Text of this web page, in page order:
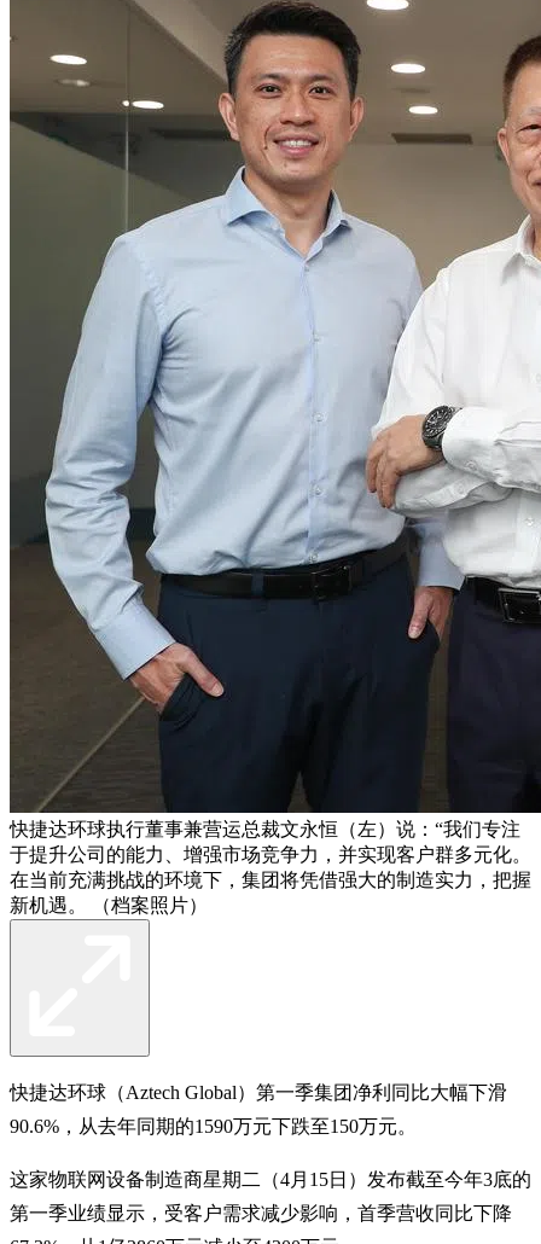
快捷达环球执行董事兼营运总裁文永恒（左）说：“我们专注
于提升公司的能力、增强市场竞争力，并实现客户群多元化。
在当前充满挑战的环境下，集团将凭借强大的制造实力，把握
新机遇。 （档案照片）
快捷达环球（Aztech Global）第一季集团净利同比大幅下滑
90.6%，从去年同期的1590万元下跌至150万元。
这家物联网设备制造商星期二（4月15日）发布截至今年3底的
第一季业绩显示，受客户需求减少影响，首季营收同比下降